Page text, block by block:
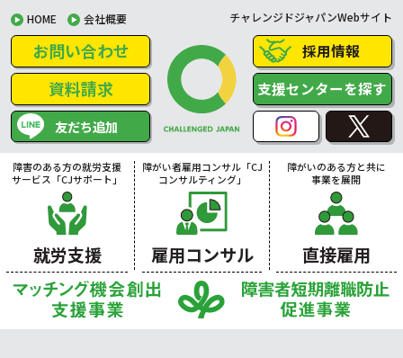
HOME 会社概要 チャレンジドジャパンWebサイト
お問い合わせ
資料請求
友だち追加
採用情報
支援センターを探す
障害のある方の就労支援
サービス「CJサポート」
就労支援
障がい者雇用コンサル「CJ
コンサルティング」
雇用コンサル
障がいのある方と共に
事業を展開
直接雇用